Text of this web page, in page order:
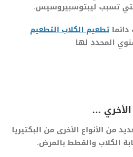
تسبب ليبتوسبيروسيس.
تطعيم الكلاب التطعيم
المحدد لها
…
من الأنواع الأخرى من البكتيريا
الكلاب والقطط بالمرض.